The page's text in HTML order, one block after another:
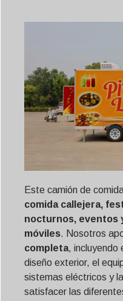
Este camión de
comida callejera,
nocturnos, eventos
móviles. Nosotros
completa, incluyendo
diseño exterior, el
sistemas eléctricos y
satisfacer las